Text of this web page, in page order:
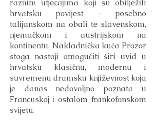
raznim utjecajima koji su obilježili
hrvatsku povijest – posebno
talijanskom na obali te slavenskom,
njemačkom i austrijskom na
kontinentu. Nakladnička kuća Prozor
stoga nastoji omogućiti širi uvid u
hrvatsku klasičnu, modernu i
suvremenu dramsku književnost koja
je danas nedovoljno poznata u
Francuskoj i ostalom frankofonskom
svijetu.